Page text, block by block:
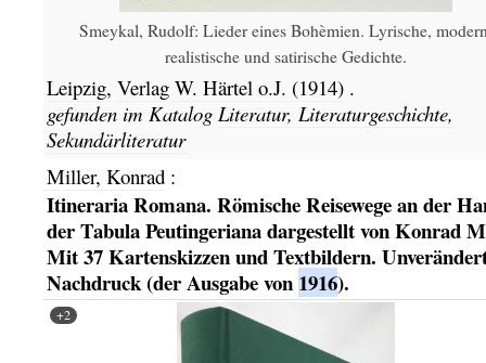
Smeykal, Rudolf: Lieder eines Bohèmien. Lyrische,
realistische und satirische Gedichte.
Leipzig, Verlag W. Härtel o.J. (1914) .
gefunden im Katalog Literatur, Literaturgeschichte,
Sekundärliteratur
Miller, Konrad:
Itineraria Romana. Römische Reisewege an der
der Tabula Peutingeriana dargestellt von Konrad
Mit 37 Kartenskizzen und Textbildern.
Nachdruck (der Ausgabe von 1916).
+2